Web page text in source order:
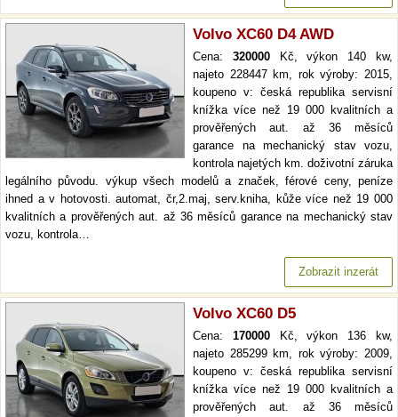
Volvo XC60 D4 AWD
Cena: 320000Kč, výkon 140 kw,
najeto 228447 km, rok výroby: 2015,
koupeno v: česká republika servisní
knížka více než 19 000 kvalitních a
prověřených aut. až 36 měsíců
garance na mechanický stav vozu,
kontrola najetých km. doživotní záruka
legálního původu. výkup všech modelů a značek, férové ceny, peníze
ihned a v hotovosti. automat, čr,2.maj, serv.kniha, kůže více než 19 000
kvalitních a prověřených aut. až 36 měsíců garance na mechanický stav
vozu, kontrola…
Zobrazit inzerát
Volvo XC60 D5
Cena: 170000Kč, výkon 136 kw,
najeto 285299 km, rok výroby: 2009,
koupeno v: česká republika servisní
knížka více než 19 000 kvalitních a
prověřených aut. až 36 měsíců